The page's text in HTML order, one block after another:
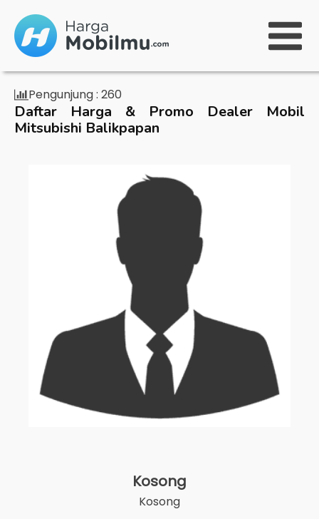
Pengunjung : 260
Daftar Harga & Promo Dealer Mobil
Mitsubishi Balikpapan
Kosong
Kosong